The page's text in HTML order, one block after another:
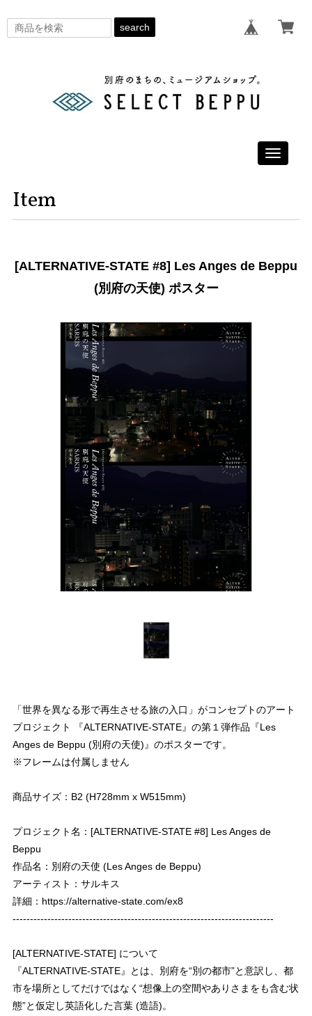
search
Toggle
Item
[ALTERNATIVE-STATE #8] Les Anges de Beppu
(別府の天使) ポスター
「世界を異なる形で再生させる旅の入口」がコンセプトのアート
プロジェクト 『ALTERNATIVE-STATE』の第１弾作品『Les
Anges de Beppu (別府の天使)』のポスターです。
※フレームは付属しません
商品サイズ：B2 (H728mm x W515mm)
プロジェクト名：[ALTERNATIVE-STATE #8] Les Anges de
Beppu
作品名：別府の天使 (Les Anges de Beppu)
アーティスト：サルキス
詳細： https://alternative-state.com/ex8
---------------------------------------------------------------------------
[ALTERNATIVE-STATE] について
『ALTERNATIVE-STATE』とは、別府を“別の都市”と意訳し、都
市を場所としてだけではなく“想像上の空間やありさまをも含む状
態”と仮定し英語化した言葉 (造語)。